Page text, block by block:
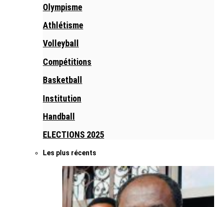
Olympisme
Athlétisme
Volleyball
Compétitions
Basketball
Institution
Handball
ELECTIONS 2025
Les plus récents